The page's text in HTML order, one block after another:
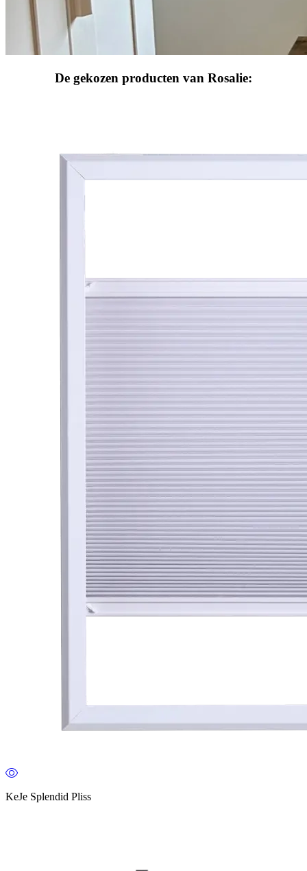
De gekozen producten van Rosalie:
KeJe Splendid Pliss